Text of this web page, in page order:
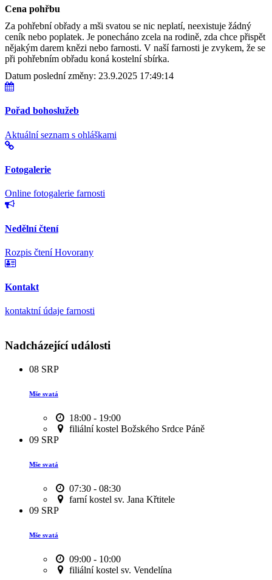
Cena pohřbu
Za pohřební obřady a mši svatou se nic neplatí, neexistuje žádný
ceník nebo poplatek. Je ponecháno zcela na rodině, zda chce přispět
nějakým darem knězi nebo farnosti. V naší farnosti je zvykem, že se
při pohřebním obřadu koná kostelní sbírka.
Datum poslední změny: 23.9.2025 17:49:14
Pořad bohoslužeb
Aktuální seznam s ohláškami
Fotogalerie
Online fotogalerie farnosti
Nedělní čtení
Rozpis čtení Hovorany
Kontakt
kontaktní údaje farnosti
Nadcházející události
08 SRP
Mše svatá
18:00 - 19:00
filiální kostel Božského Srdce Páně
09 SRP
Mše svatá
07:30 - 08:30
farní kostel sv. Jana Křtitele
09 SRP
Mše svatá
09:00 - 10:00
filiální kostel sv. Vendelína